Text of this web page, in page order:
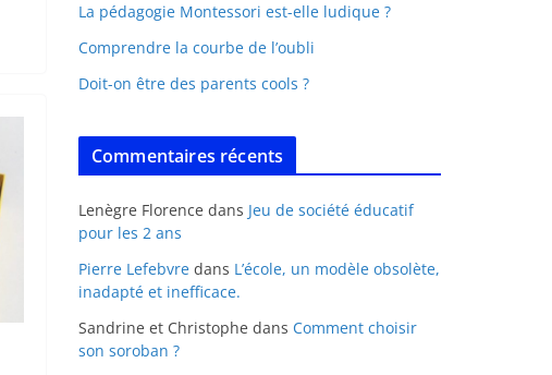
La pédagogie Montessori est-elle ludique ?
Comprendre la courbe de l’oubli
Doit-on être des parents cools ?
Commentaires récents
Lenègre Florence dans Jeu de société éducatif
pour les 2 ans
Pierre Lefebvre dans L’école, un modèle obsolète,
inadapté et inefficace.
Sandrine et Christophe dans Comment choisir
son soroban ?